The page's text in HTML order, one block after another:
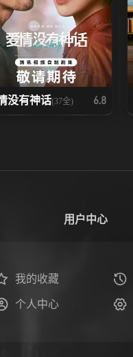
没有神话(37全) 6.8
用户中心
我的收藏
个人中心